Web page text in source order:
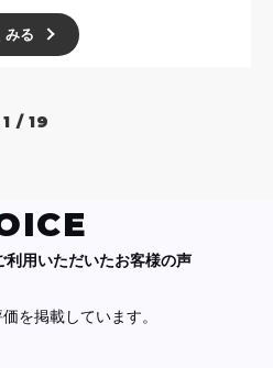
みる
1 / 19
利用いただいたお客様の声
を掲載しています。